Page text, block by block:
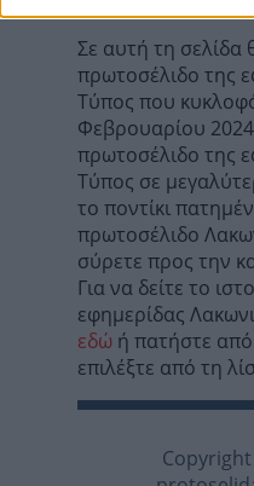
Σε αυτή τη σελίδα
πρωτοσέλιδο της
Τύπος που
Φεβρουαρίου
πρωτοσέλιδο της
Τύπος σε
το ποντίκι
πρωτοσέλιδο
σύρετε προς την
Για να δείτε το
εφημερίδας
εδώ ή πατήστε
επιλέξτε από τη